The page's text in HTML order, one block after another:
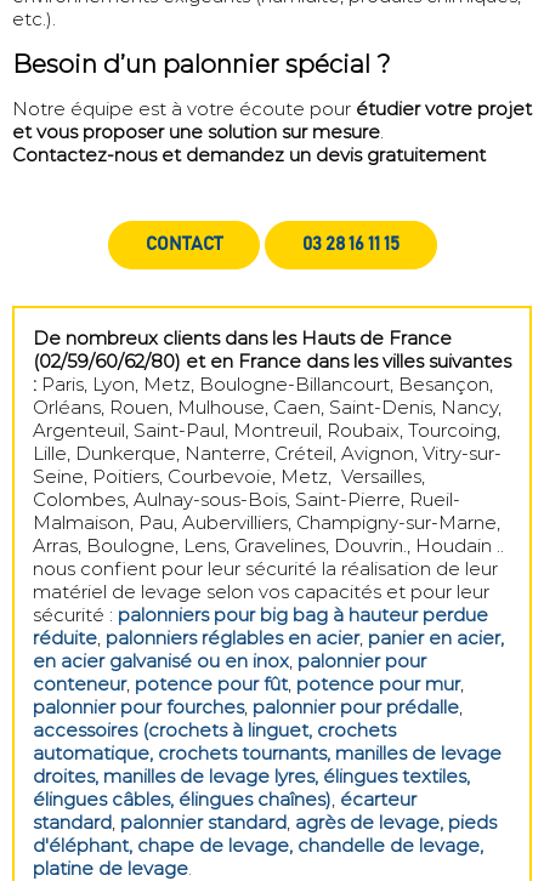
etc.).
Besoin d’un palonnier spécial ?
Notre équipe est à votre écoute pour étudier votre projet
et vous proposer une solution sur mesure
Contactez-nous et demandez un devis gratuitement
CONTACT 03 28 16 11 15
De nombreux clients dans les Hauts de France
(02/59/60/62/80) et en France dans les villes suivantes
: Paris, Lyon, Metz, Boulogne-Billancourt, Besançon,
Orléans, Rouen, Mulhouse, Caen, Saint-Denis, Nancy,
Argenteuil, Saint-Paul, Montreuil, Roubaix, Tourcoing,
Lille, Dunkerque, Nanterre, Créteil, Avignon, Vitry-sur-
Seine, Poitiers, Courbevoie, Metz, Versailles,
Colombes, Aulnay-sous-Bois, Saint-Pierre, Rueil-
Malmaison, Pau, Aubervilliers, Champigny-sur-Marne,
Arras, Boulogne, Lens, Gravelines, Douvrin., Houdain ..
nous confient pour leur sécurité la réalisation de leur
matériel de levage selon vos capacités et pour leur
sécurité : palonniers pour big bag à hauteur perdue
réduite palonniers réglables en acier, panier en acier,
en acier galvanisé ou en inox palonnier pour
conteneur, potence pour fût, potence pour mur,
palonnier pour fourches, palonnier pour prédalle
accessoires (crochets à linguet, crochets
automatique, crochets tournants, manilles de levage
droites, manilles de levage lyres, élingues textiles,
élingues câbles, élingues chaînes) écarteur
standard palonnier standard agrès de levage, pieds
d'éléphant, chape de levage, chandelle de levage,
platine de levage